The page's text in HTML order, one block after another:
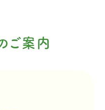
ご案内